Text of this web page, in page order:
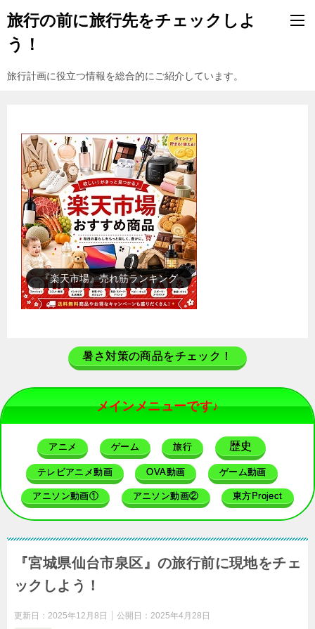
旅行の前に旅行先をチェックしよ
う！
旅行計画に役立つ情報を総合的にご紹介しています。
『楽天市場』売れ筋ランキング
暑さ対策の商品をチェック！
メインメニューです♪
アニメ ゲーム 旅行 歴史
テレビアニメ動画 OVA動画 ゲーム動画
アニソン動画① アニソン動画② 東方Project
『宮城県仙台市泉区』の旅行前に現地をチェ
ックしよう！
更新日： 2025年12月8日 公開日： 2025年4月28日